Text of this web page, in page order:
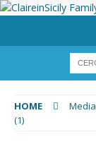
HOME Media
(1)